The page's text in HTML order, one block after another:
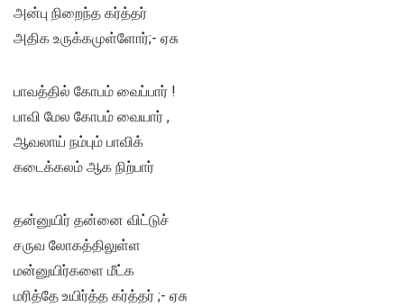
அன்பு நிறைந்த கர்த்தர்
அதிக உருக்கமுள்ளோர்;- ஏசு
பாவத்தில் கோபம் வைப்பார் !
பாவி மேல கோபம் வையார் ,
ஆவலாய் நம்பும் பாவிக்
கடைக்கலம் ஆக நிற்பார்
தன்னுயிர் தன்னை விட்டுச்
சருவ லோகத்திலுள்ள
மன்னுயிர்களை மீட்க
மரித்தே உயிர்த்த கர்த்தர் ;- ஏசு